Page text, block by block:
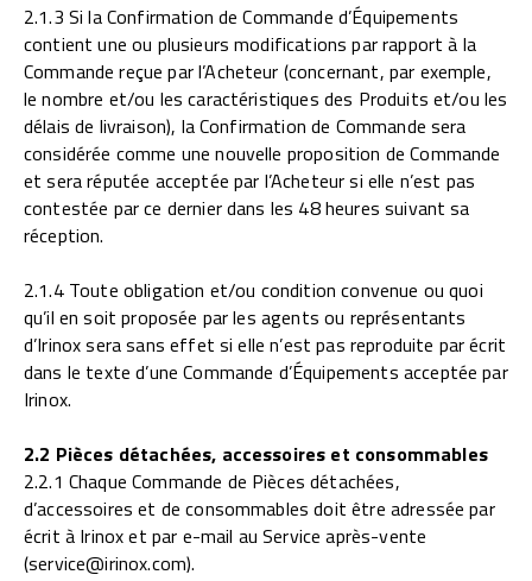
2.1.3 Si la Confirmation de Commande d’Équipements
contient une ou plusieurs modifications par rapport à la
Commande reçue par l’Acheteur (concernant, par exemple,
le nombre et/ou les caractéristiques des Produits et/ou les
délais de livraison), la Confirmation de Commande sera
considérée comme une nouvelle proposition de Commande
et sera réputée acceptée par l’Acheteur si elle n’est pas
contestée par ce dernier dans les 48 heures suivant sa
réception.
2.1.4 Toute obligation et/ou condition convenue ou quoi
qu’il en soit proposée par les agents ou représentants
d’Irinox sera sans effet si elle n’est pas reproduite par écrit
dans le texte d’une Commande d’Équipements acceptée par
Irinox.
2.2 Pièces détachées, accessoires et consommables
2.2.1 Chaque Commande de Pièces détachées,
d’accessoires et de consommables doit être adressée par
écrit à Irinox et par e-mail au Service après-vente
(service@irinox.com).